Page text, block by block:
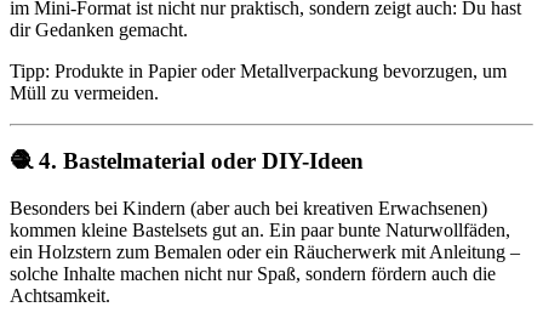
im Mini-Format ist nicht nur praktisch, sondern zeigt auch: Du hast
dir Gedanken gemacht.
Tipp: Produkte in Papier oder Metallverpackung bevorzugen, um
Müll zu vermeiden.
🧶 4. Bastelmaterial oder DIY-Ideen
Besonders bei Kindern (aber auch bei kreativen Erwachsenen)
kommen kleine Bastelsets gut an. Ein paar bunte Naturwollfäden,
ein Holzstern zum Bemalen oder ein Räucherwerk mit Anleitung –
solche Inhalte machen nicht nur Spaß, sondern fördern auch die
Achtsamkeit.